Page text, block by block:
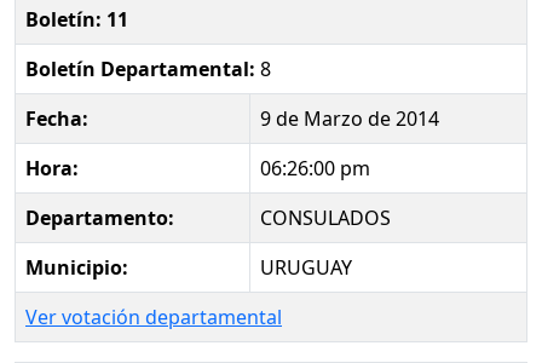
Boletín: 11
Boletín Departamental: 8
Fecha:
9 de Marzo de 2014
Hora:
06:26:00 pm
Departamento:
CONSULADOS
Municipio:
URUGUAY
Ver votación departamental